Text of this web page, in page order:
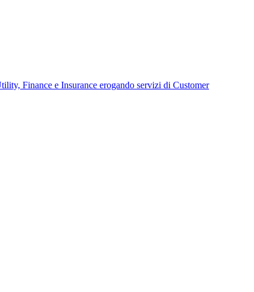
Finance e Insurance erogando servizi di Customer